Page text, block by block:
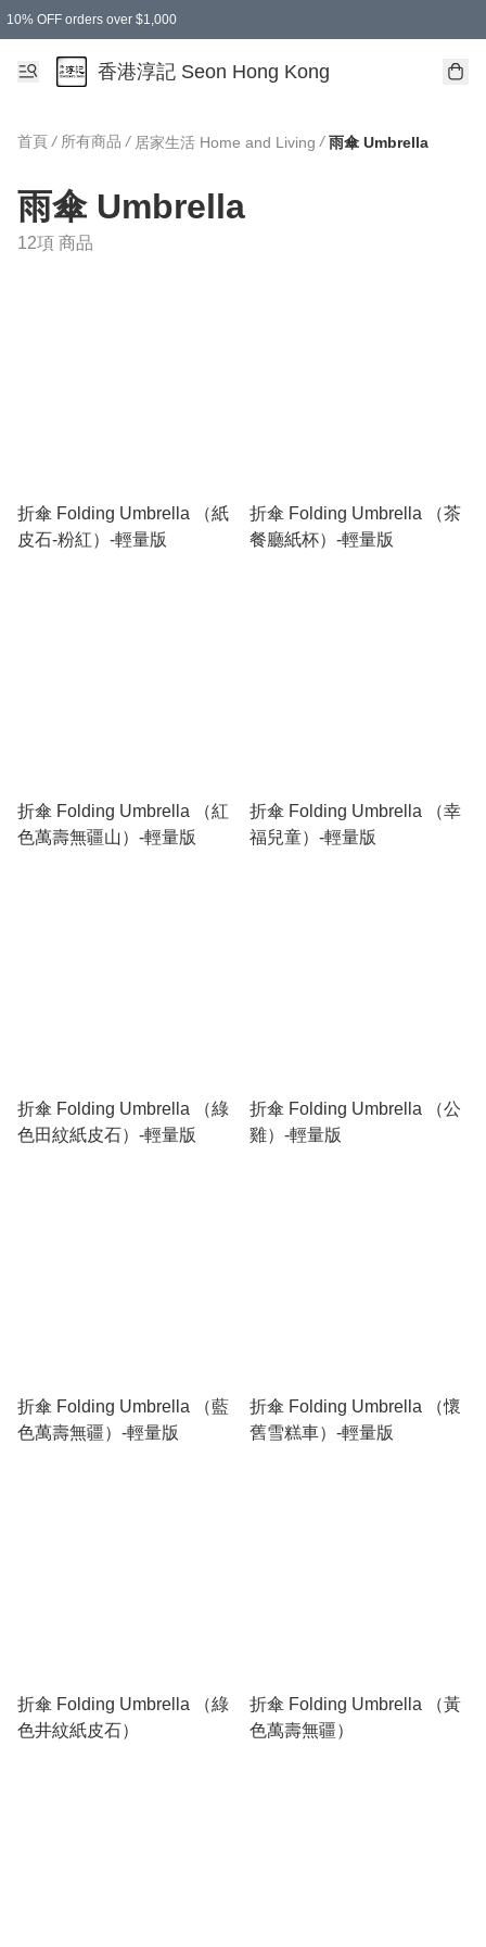
10% OFF orders over $1,000
香港淳記 Seon Hong Kong
首頁 / 所有商品 / 居家生活 Home and Living / 雨傘 Umbrella
雨傘 Umbrella
12項 商品
折傘 Folding Umbrella （紙
皮石-粉紅）-輕量版
折傘 Folding Umbrella （茶
餐廳紙杯）-輕量版
折傘 Folding Umbrella （紅
色萬壽無疆山）-輕量版
折傘 Folding Umbrella （幸
福兒童）-輕量版
折傘 Folding Umbrella （綠
色田紋紙皮石）-輕量版
折傘 Folding Umbrella （公
雞）-輕量版
折傘 Folding Umbrella （藍
色萬壽無疆）-輕量版
折傘 Folding Umbrella （懷
舊雪糕車）-輕量版
折傘 Folding Umbrella （綠
色井紋紙皮石）
折傘 Folding Umbrella （黃
色萬壽無疆）